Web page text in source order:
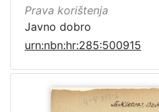
Prava korištenja
Javno dobro
urn:nbn:hr:285:500915